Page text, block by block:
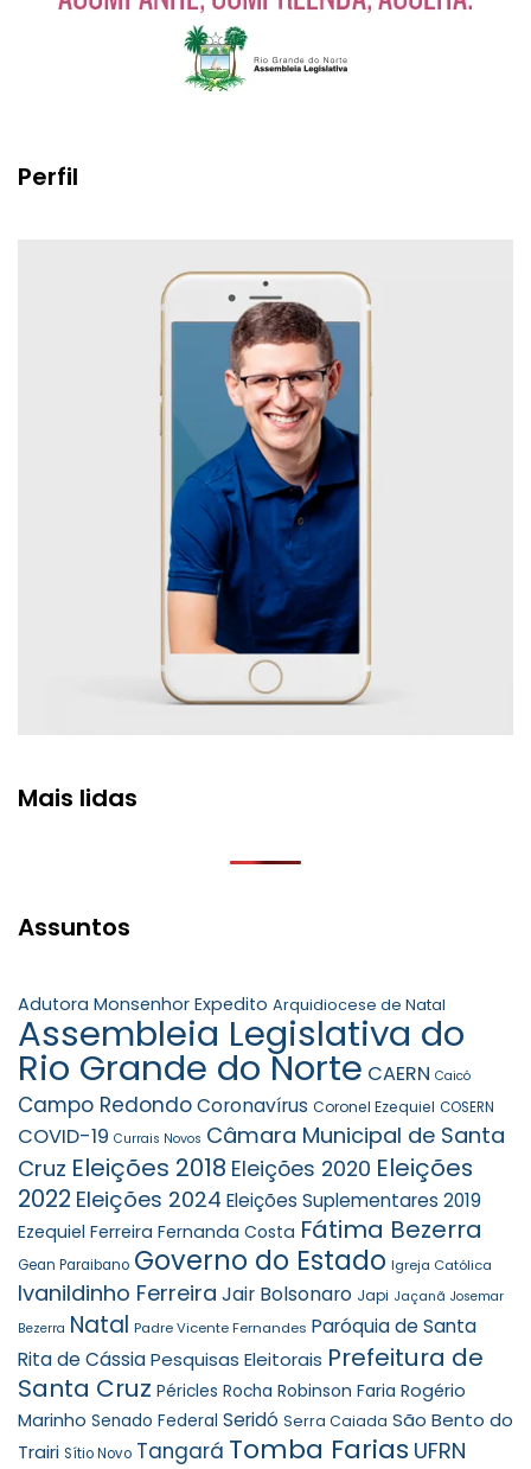
Perfil
Mais lidas
Assuntos
Adutora Monsenhor Expedito Arquidiocese de Natal
Assembleia Legislativa do
Rio Grande do Norte CAERN Caicó
Campo RedondoCoronavírus Coronel Ezequiel COSERN
COVID-19 Currais Novos Câmara Municipal de Santa
Cruz Eleições 2018 Eleições 2020 Eleições
2022 Eleições 2024 Eleições Suplementares 2019
Ezequiel Ferreira Fernanda Costa Fátima Bezerra
Gean Paraibano Governo do Estado Igreja Católica
Ivanildinho Ferreira Jair Bolsonaro Japi Jaçanã Josemar
Bezerra Natal Padre Vicente Fernandes Paróquia de Santa
Rita de CássiaPesquisas Eleitorais Prefeitura de
Santa Cruz Péricles Rocha Robinson Faria Rogério
Marinho Senado Federal Seridó Serra Caiada São Bento do
Trairi Sítio Novo Tangará Tomba Farias UFRN